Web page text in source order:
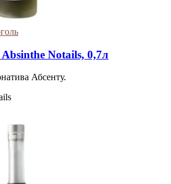
Notails, 0,7л
Абсенту.